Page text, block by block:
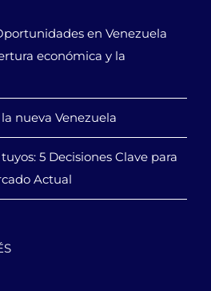
en Venezuela
económica y la
nueva Venezuela
5 Decisiones Clave para
Actual